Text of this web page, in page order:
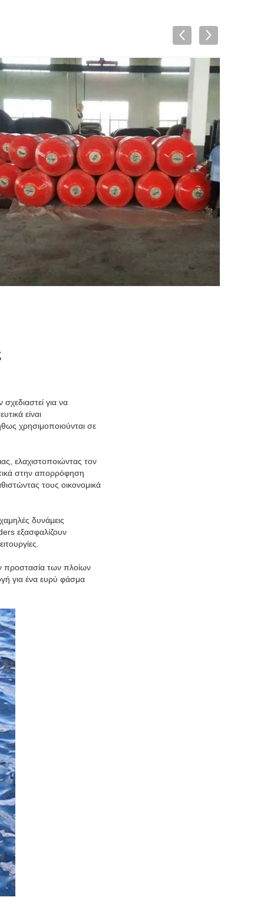
για να
είναι
χρησιμοποιούνται σε
ελαχιστοποιώντας τον
στην απορρόφηση
τους οικονομικά
δυνάμεις
εξασφαλίζουν
προστασία των πλοίων
για ένα ευρύ φάσμα